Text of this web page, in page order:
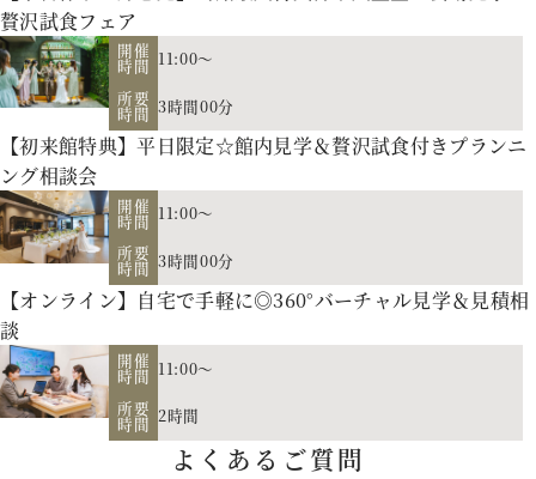
会場の説明、ご案内はもちろん、お二人の理想や希望、予算
をプロに相談しませんか。空き日程のご案内もさせていただき
ます。
【北海道フレンチ】北海道の契約生産者さん直送の食材を使
用。アーティストのライブやイベントでもケータリング実績を
持つ貴田岡シェフの試食をお楽しみください！
お二人のご招待人数や演出のご希望に合せた披露宴会場をご見
贅沢試食フェア
開催
時間 11:00～
所要
時間 3時間00分
【初来館特典】平日限定☆館内見学＆贅沢試食付きプランニ
ング相談会
開催
時間 11:00～
所要
時間 3時間00分
【オンライン】自宅で手軽に◎360°バーチャル見学＆見積相
談
開催
時間 11:00～
所要
時間 2時間
よくあるご質問